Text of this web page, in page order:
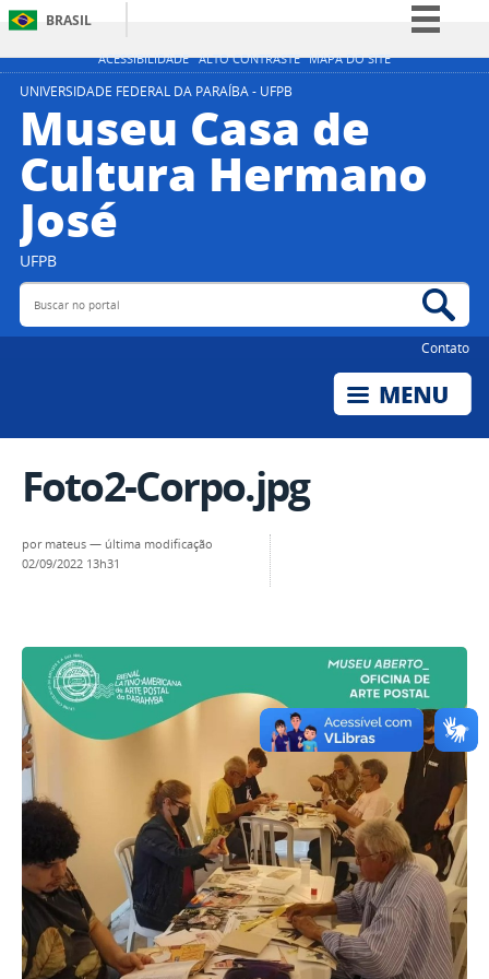
ACESSIBILIDADE ALTO CONTRASTE MAPA DO SITE
BRASIL
Simplifique!
Participe
Legislação
UNIVERSIDADE FEDERAL DA PARAÍBA - UFPB
Museu Casa de
Cultura Hermano
José
UFPB
Buscar no portal
Contato
Foto2-Corpo.jpg
por mateus — última modificação
02/09/2022 13h31